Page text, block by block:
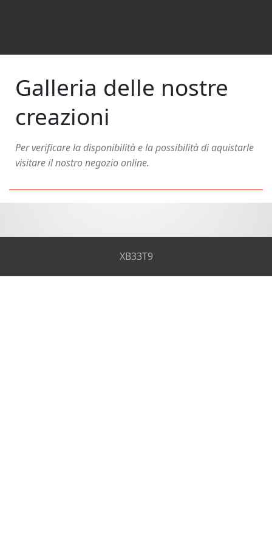
Galleria delle nostre
creazioni
Per verificare la disponibilità e la possibilità di aquistarle
visitare il nostro negozio online.
XB33T9